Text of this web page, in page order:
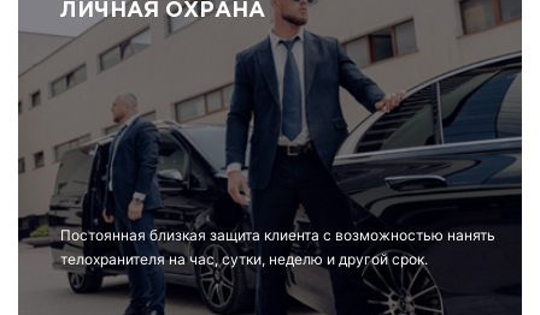
ЛИЧНАЯ ОХРАНА
Постоянная близкая защита клиента с возможностью нанять
телохранителя на час, сутки, неделю и другой срок.